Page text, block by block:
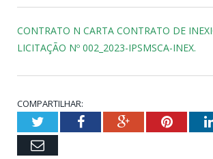
CONTRATO N CARTA CONTRATO DE
LICITAÇÃO Nº 002_2023-IPSMSCA-INEX.
COMPARTILHAR:
TwitterFacebookGoogle+
Email